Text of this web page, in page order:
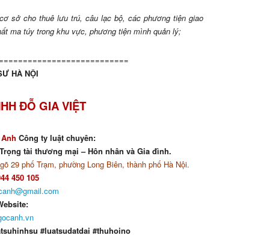
sở cho thuê lưu trú, câu lạc bộ, các phương tiện giao
ma túy trong khu vực, phương tiện mình quản lý;
HÀ NỘI
ĐỖ GIA VIỆT
Công ty luật chuyên:
tài thương mại – Hôn nhân và Gia đình.
29 phố Trạm, phường Long Biên, thành phố Hà Nội.
450 105
#luatsudatdai #thuhoino